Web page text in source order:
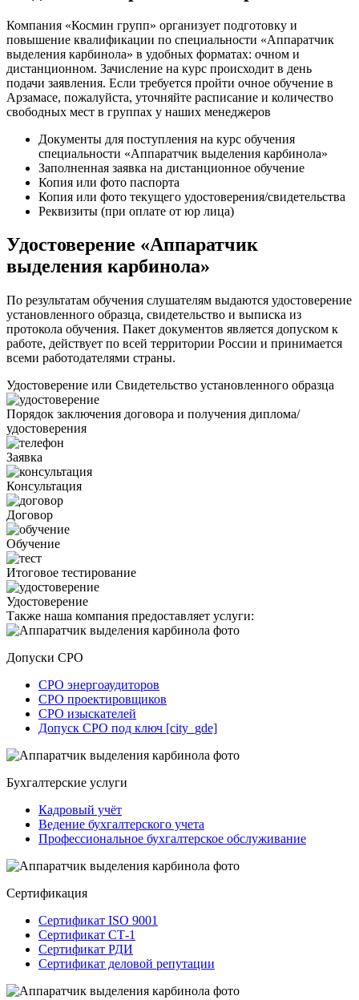
Компания «Космин групп» организует подготовку и
повышение квалификации по специальности «Аппаратчик
выделения карбинола» в удобных форматах: очном и
дистанционном. Зачисление на курс происходит в день
подачи заявления. Если требуется пройти очное обучение в
Арзамасе, пожалуйста, уточняйте расписание и количество
свободных мест в группах у наших менеджеров
Документы для поступления на курс обучения
специальности «Аппаратчик выделения карбинола»
Заполненная заявка на дистанционное обучение
Копия или фото паспорта
Копия или фото текущего удостоверения/свидетельства
Реквизиты (при оплате от юр лица)
Удостоверение «Аппаратчик
выделения карбинола»
По результатам обучения слушателям выдаются удостоверение
установленного образца, свидетельство и выписка из
протокола обучения. Пакет документов является допуском к
работе, действует по всей территории России и принимается
всеми работодателями страны.
Удостоверение или Свидетельство установленного образца
Порядок заключения договора и получения диплома/
удостоверения
Заявка
Консультация
Договор
Обучение
Итоговое тестирование
Удостоверение
Также наша компания предоставляет услуги:
Допуски СРО
СРО энергоаудиторов
СРО проектировщиков
СРО изыскателей
Допуск СРО под ключ [city_gde]
Бухгалтерские услуги
Кадровый учёт
Ведение бухгалтерского учета
Профессиональное бухгалтерское обслуживание
Сертификация
Сертификат ISO 9001
Сертификат СТ-1
Сертификат РДИ
Сертификат деловой репутации